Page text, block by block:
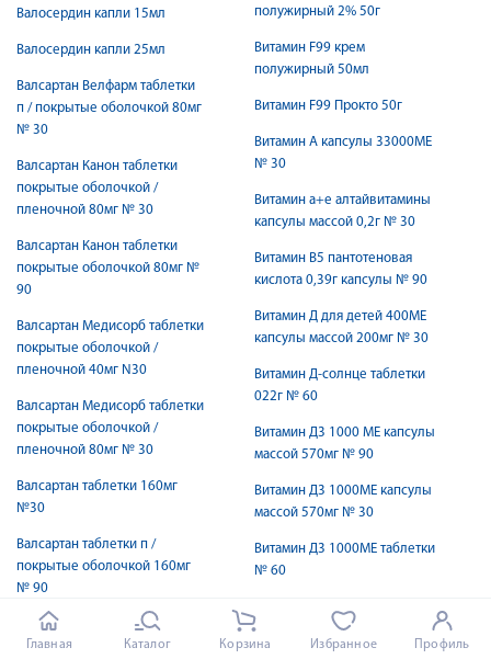
Валосердин капли 15мл
Валосердин капли 25мл
Валсартан Велфарм таблетки
п / покрытые оболочкой 80мг
№ 30
Валсартан Канон таблетки
покрытые оболочкой /
пленочной 80мг № 30
Валсартан Канон таблетки
покрытые оболочкой 80мг №
90
Валсартан Медисорб таблетки
покрытые оболочкой /
пленочной 40мг N30
Валсартан Медисорб таблетки
покрытые оболочкой /
пленочной 80мг № 30
Валсартан таблетки 160мг
№30
Валсартан таблетки п /
покрытые оболочкой 160мг
№ 90
Валсартан таблетки п /
покрытые оболочкой 80мг №
полужирный 2% 50г
Витамин F99 крем
полужирный 50мл
Витамин F99 Прокто 50г
Витамин А капсулы 33000МЕ
№ 30
Витамин а+е алтайвитамины
капсулы массой 0,2г № 30
Витамин В5 пантотеновая
кислота 0,39г капсулы № 90
Витамин Д для детей 400МЕ
капсулы массой 200мг № 30
Витамин Д-солнце таблетки
022г № 60
Витамин Д3 1000 МЕ капсулы
массой 570мг № 90
Витамин Д3 1000МЕ капсулы
массой 570мг № 30
Витамин Д3 1000МЕ таблетки
№ 60
№ 60 БАД
Главная Каталог Корзина Избранное Профиль